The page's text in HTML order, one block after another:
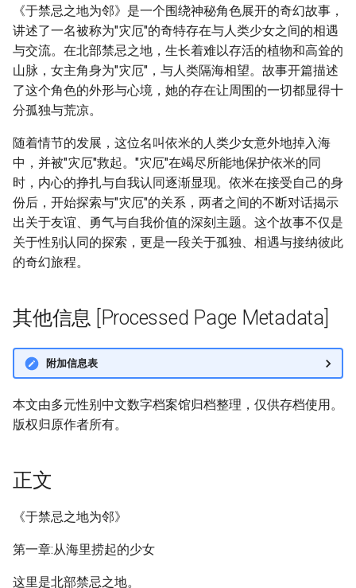
《于禁忌之地为邻》是一个围绕神秘角色展开的奇幻故事，
讲述了一名被称为"灾厄"的奇特存在与人类少女之间的相遇
与交流。在北部禁忌之地，生长着难以存活的植物和高耸的
山脉，女主角身为"灾厄"，与人类隔海相望。故事开篇描述
了这个角色的外形与心境，她的存在让周围的一切都显得十
分孤独与荒凉。
随着情节的发展，这位名叫依米的人类少女意外地掉入海
中，并被"灾厄"救起。"灾厄"在竭尽所能地保护依米的同
时，内心的挣扎与自我认同逐渐显现。依米在接受自己的身
份后，开始探索与"灾厄"的关系，两者之间的不断对话揭示
出关于友谊、勇气与自我价值的深刻主题。这个故事不仅是
关于性别认同的探索，更是一段关于孤独、相遇与接纳彼此
的奇幻旅程。
其他信息 [Processed Page Metadata]
附加信息表
本文由多元性别中文数字档案馆归档整理，仅供存档使用。
版权归原作者所有。
正文
《于禁忌之地为邻》
第一章:从海里捞起的少女
这里是北部禁忌之地。